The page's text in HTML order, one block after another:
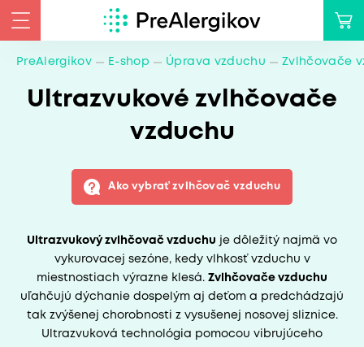
PreAlergikov E-shop Úprava vzduchu Zvlhčovače
Ultrazvukové zvlhčovače
vzduchu
Ako vybrať zvlhčovač vzduchu
Ultrazvukový zvlhčovač vzduchu je dôležitý najmä vo
vykurovacej sezóne, kedy vlhkosť vzduchu v
miestnostiach výrazne klesá. Zvlhčovače vzduchu
uľahčujú dýchanie dospelým aj deťom a predchádzajú
tak zvýšenej chorobnosti z vysušenej nosovej sliznice.
Ultrazvuková technológia pomocou vibrujúceho